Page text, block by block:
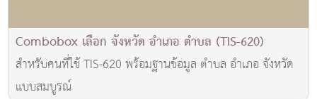
Combobox เลือก จังหวัด อำเภอ ตำบล (TIS-620)
สำหรับคนที่ใช้ TIS-620 พร้อมฐานข้อมูล ตำบล อำเภอ จังหวัด
แบบสมบูรณ์